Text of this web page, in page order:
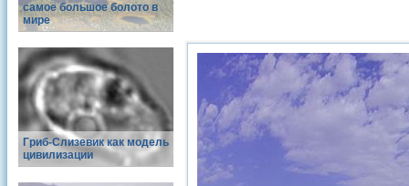
самое большое болото в
мире
Гриб-Слизевик как модель
цивилизации